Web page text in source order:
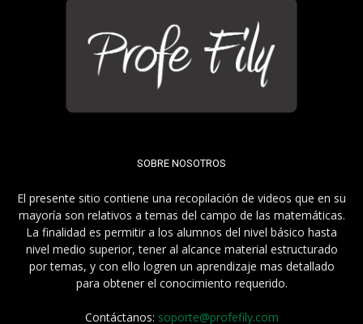
SOBRE NOSOTROS
El presente sitio contiene una recopilación de videos que en su
mayoría son relativos a temas del campo de las matemáticas.
La finalidad es permitir a los alumnos del nivel básico hasta
nivel medio superior, tener al alcance material estructurado
por temas, y con ello logren un aprendizaje mas detallado
para obtener el conocimiento requerido.
Contáctanos: soporte@profefily.com